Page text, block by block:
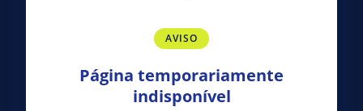
AVISO
Página temporariamente
indisponível